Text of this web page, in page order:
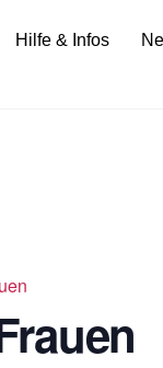
Hilfe & Infos